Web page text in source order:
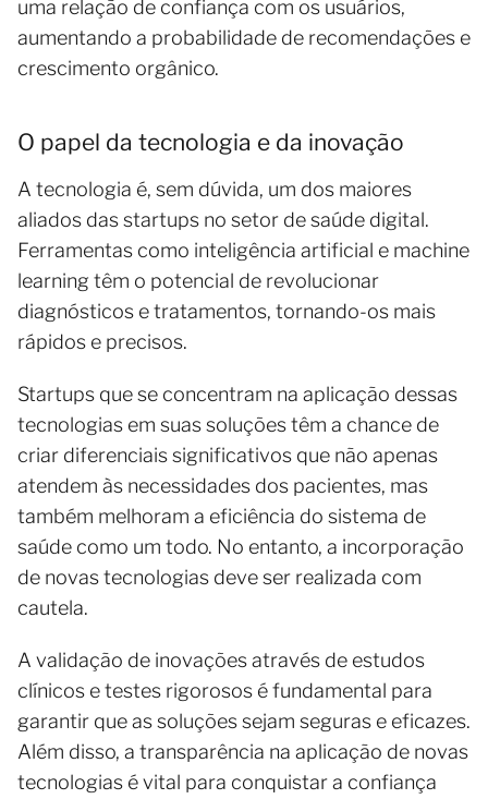
uma relação de confiança com os usuários,
aumentando a probabilidade de recomendações e
crescimento orgânico.
O papel da tecnologia e da inovação
A tecnologia é, sem dúvida, um dos maiores
aliados das startups no setor de saúde digital.
Ferramentas como inteligência artificial e machine
learning têm o potencial de revolucionar
diagnósticos e tratamentos, tornando-os mais
rápidos e precisos.
Startups que se concentram na aplicação dessas
tecnologias em suas soluções têm a chance de
criar diferenciais significativos que não apenas
atendem às necessidades dos pacientes, mas
também melhoram a eficiência do sistema de
saúde como um todo. No entanto, a incorporação
de novas tecnologias deve ser realizada com
cautela.
A validação de inovações através de estudos
clínicos e testes rigorosos é fundamental para
garantir que as soluções sejam seguras e eficazes.
Além disso, a transparência na aplicação de novas
tecnologias é vital para conquistar a confiança